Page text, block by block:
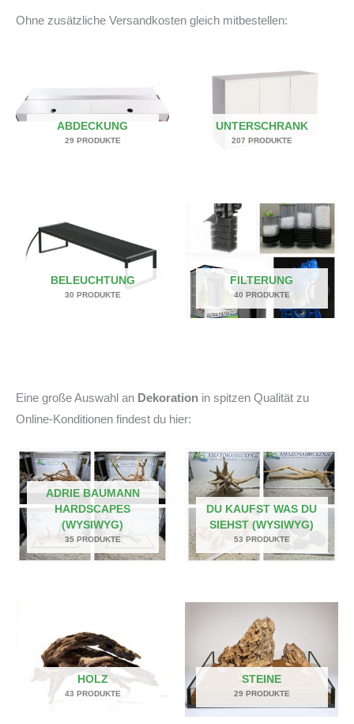
Ohne zusätzliche Versandkosten gleich mitbestellen:
ABDECKUNG
29 PRODUKTE
UNTERSCHRANK
207 PRODUKTE
BELEUCHTUNG
30 PRODUKTE
FILTERUNG
40 PRODUKTE
Eine große Auswahl an Dekoration in spitzen Qualität zu
Online-Konditionen findest du hier:
ADRIE BAUMANN
HARDSCAPES
(WYSIWYG)
35 PRODUKTE
DU KAUFST WAS DU
SIEHST (WYSIWYG)
53 PRODUKTE
HOLZ
43 PRODUKTE
STEINE
29 PRODUKTE